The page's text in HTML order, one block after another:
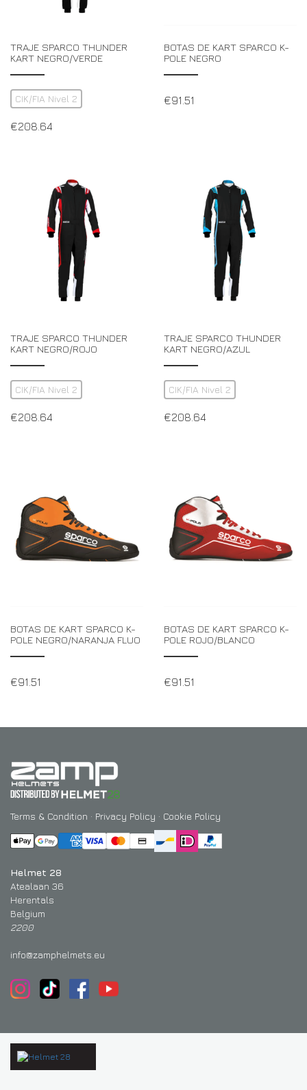
TRAJE SPARCO THUNDER
KART NEGRO/VERDE
CIK/FIA Nivel 2
€208.64
BOTAS DE KART SPARCO K-
POLE NEGRO
€91.51
TRAJE SPARCO THUNDER
KART NEGRO/ROJO
CIK/FIA Nivel 2
€208.64
TRAJE SPARCO THUNDER
KART NEGRO/AZUL
CIK/FIA Nivel 2
€208.64
BOTAS DE KART SPARCO K-
POLE NEGRO/NARANJA FLUO
€91.51
BOTAS DE KART SPARCO K-
POLE ROJO/BLANCO
€91.51
Terms & Condition · Privacy Policy · Cookie Policy
Helmet 28
Atealaan 36
Herentals
Belgium
2200
info@zamphelmets.eu